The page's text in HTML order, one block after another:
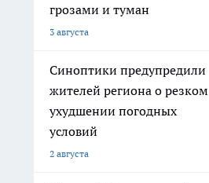
грозами и туман
3 августа
Синоптики предупредили
жителей региона о резком
ухудшении погодных
условий
2 августа